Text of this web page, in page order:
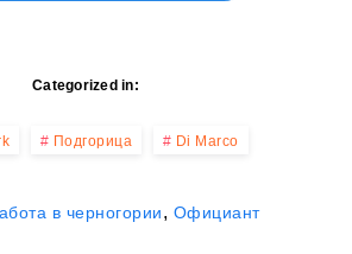
Categorized in:
Подгорица Di Marco
в черногории, Официант